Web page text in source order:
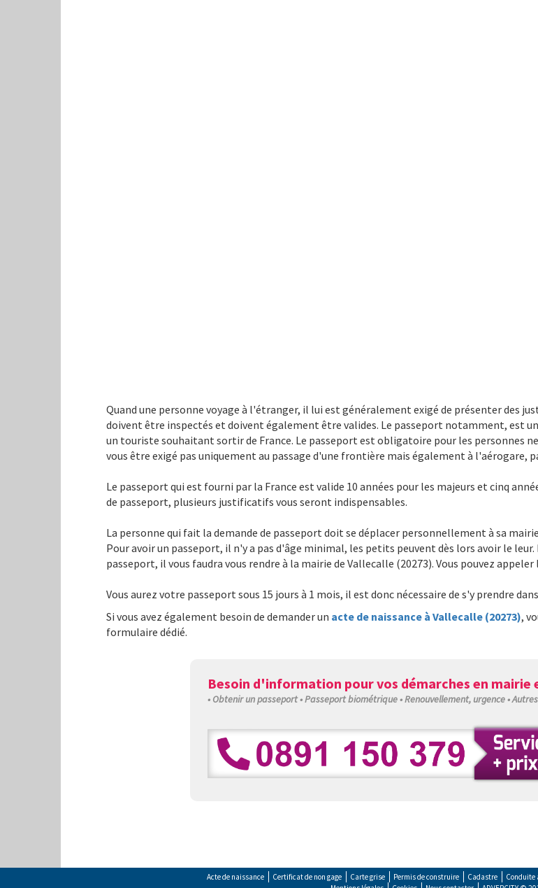
Quand une personne voyage à l'étranger, il lui est généralement exigé de présenter des
doivent être inspectés et doivent également être valides. Le passeport notamment, est
un touriste souhaitant sortir de France. Le passeport est obligatoire pour les personnes
vous être exigé pas uniquement au passage d'une frontière mais également à
Le passeport qui est fourni par la France est valide 10 années pour les majeurs et cinq
de passeport, plusieurs justificatifs vous seront indispensables.
La personne qui fait la demande de passeport doit se déplacer personnellement à sa
Pour avoir un passeport, il n'y a pas d'âge minimal, les petits peuvent dès lors avoir le
passeport, il vous faudra vous rendre à la mairie de Vallecalle (20273). Vous pouvez appeler
Vous aurez votre passeport sous 15 jours à 1 mois, il est donc nécessaire de s'y prendre
Si vous avez également besoin de demander un acte de naissance à Vallecalle (20273),
formulaire dédié.
Besoin d'information pour vos démarches en mairie
• Obtenir un passeport • Passeport biométrique • Renouvellement, urgence •
Acte de naissance Certificat de non gage Carte grise Permis de construire Cadastre Conduite